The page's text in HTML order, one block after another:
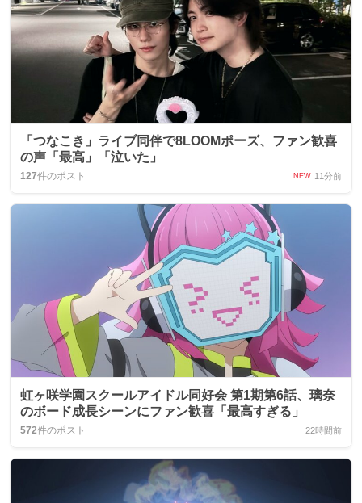
「つなこき」ライブ同伴で8LOOMポーズ、ファン歓喜
の声「最高」「泣いた」
127件のポスト NEW 11分前
虹ヶ咲学園スクールアイドル同好会 第1期第6話、璃奈
のボード成長シーンにファン歓喜「最高すぎる」
572件のポスト 22時間前